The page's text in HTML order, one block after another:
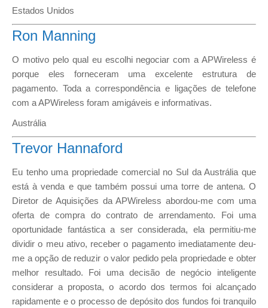
Estados Unidos
Ron Manning
O motivo pelo qual eu escolhi negociar com a APWireless é
porque eles forneceram uma excelente estrutura de
pagamento. Toda a correspondência e ligações de telefone
com a APWireless foram amigáveis e informativas.
Austrália
Trevor Hannaford
Eu tenho uma propriedade comercial no Sul da Austrália que
está à venda e que também possui uma torre de antena. O
Diretor de Aquisições da APWireless abordou-me com uma
oferta de compra do contrato de arrendamento. Foi uma
oportunidade fantástica a ser considerada, ela permitiu-me
dividir o meu ativo, receber o pagamento imediatamente deu-
me a opção de reduzir o valor pedido pela propriedade e obter
melhor resultado. Foi uma decisão de negócio inteligente
considerar a proposta, o acordo dos termos foi alcançado
rapidamente e o processo de depósito dos fundos foi tranquilo